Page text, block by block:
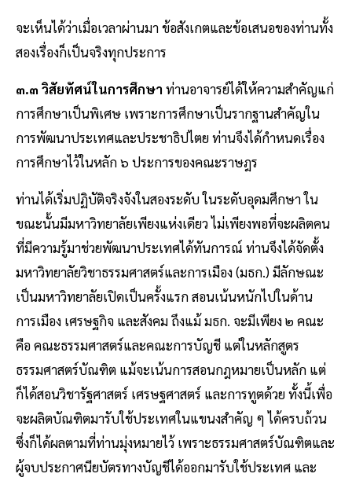
จะเห็นได้ว่าเมื่อเวลาผ่านมา ข้อสังเกตและข้อเสนอของท่านทั้ง
สองเรื่องก็เป็นจริงทุกประการ
๓.๓ วิสัยทัศน์ในการศึกษา ท่านอาจารย์ได้ให้ความสําคัญแก่
การศึกษาเป็นพิเศษ เพราะการศึกษาเป็นรากฐานสําคัญใน
การพัฒนาประเทศและประชาธิปไตย ท่านจึงได้กําหนดเรื่อง
การศึกษาไว้ในหลัก ๖ ประการของคณะราษฎร
ท่านได้เริ่มปฏิบัติจริงจังในสองระดับ ในระดับอุดมศึกษา ใน
ขณะนั้นมีมหาวิทยาลัยเพียงแห่งเดียว ไม่เพียงพอที่จะผลิตคน
ที่มีความรู้มาช่วยพัฒนาประเทศได้ทันการณ์ ท่านจึงได้จัดตั้ง
มหาวิทยาลัยวิชาธรรมศาสตร์และการเมือง (มธก.) มีลักษณะ
เป็นมหาวิทยาลัยเปิดเป็นครั้งแรก สอนเน้นหนักไปในด้าน
การเมือง เศรษฐกิจ และสังคม ถึงแม้ มธก. จะมีเพียง ๒ คณะ
คือ คณะธรรมศาสตร์และคณะการบัญชี แต่ในหลักสูตร
ธรรมศาสตร์บัณฑิต แม้จะเน้นการสอนกฎหมายเป็นหลัก แต่
ก็ได้สอนวิชารัฐศาสตร์ เศรษฐศาสตร์ และการทูตด้วย ทั้งนี้เพื่อ
จะผลิตบัณฑิตมารับใช้ประเทศในแขนงสําคัญ ๆ ได้ครบถ้วน
ซึ่งก็ได้ผลตามที่ท่านมุ่งหมายไว้ เพราะธรรมศาสตร์บัณฑิตและ
ผู้จบประกาศนียบัตรทางบัญชีได้ออกมารับใช้ประเทศ และ